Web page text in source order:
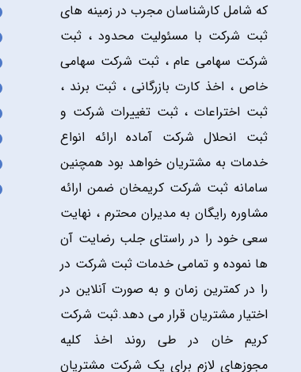
که شامل کارشناسان مجرب در زمینه های
ثبت شرکت با مسئولیت محدود ، ثبت
شرکت سهامی عام ، ثبت شرکت سهامی
خاص ، اخذ کارت بازرگانی ، ثبت برند ،
ثبت اختراعات ، ثبت تغییرات شرکت و
ثبت انحلال شرکت آماده ارائه انواع
خدمات به مشتریان خواهد بود همچنین
سامانه ثبت شرکت کریمخان ضمن ارائه
مشاوره رایگان به مدیران محترم ، نهایت
سعی خود را در راستای جلب رضایت آن
ها نموده و تمامی خدمات ثبت شرکت در
را در کمترین زمان و به صورت آنلاین در
اختیار مشتریان قرار می دهد.ثبت شرکت
کریم خان در طی روند اخذ کلیه
مجوزهای لازم برای یک شرکت مشتریان